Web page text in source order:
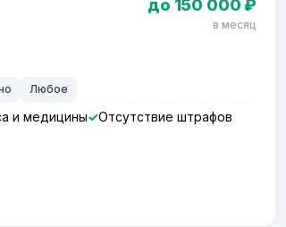
до 150 000 ₽
в месяц
Любое
и медицины
Отсутствие штрафов